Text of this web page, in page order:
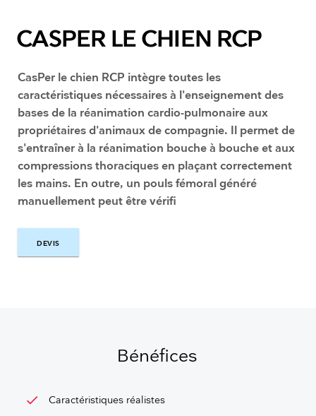
CASPER LE CHIEN RCP
CasPer le chien RCP intègre toutes les
caractéristiques nécessaires à l'enseignement des
bases de la réanimation cardio-pulmonaire aux
propriétaires d'animaux de compagnie. Il permet de
s'entraîner à la réanimation bouche à bouche et aux
compressions thoraciques en plaçant correctement
les mains. En outre, un pouls fémoral généré
manuellement peut être vérifi
DEVIS
Bénéfices
check Caractéristiques réalistes